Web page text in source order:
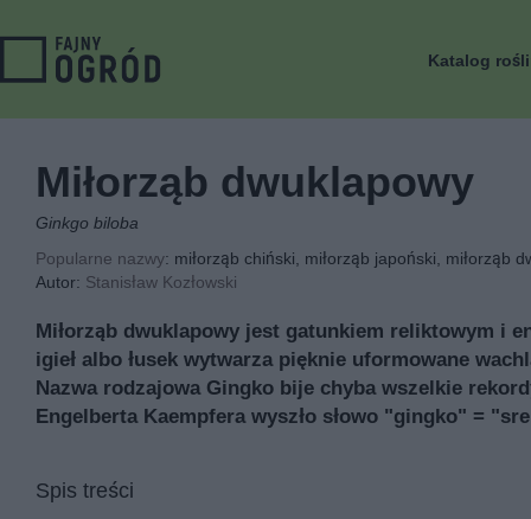
Katalog
Miłorząb dwuklapowy
Ginkgo biloba
Popularne nazwy: miłorząb chiński, miłorząb japoński, miłorząb
Autor: Stanisław Kozłowski
Miłorząb dwuklapowy jest gatunkiem reliktowym i
igieł albo łusek wytwarza pięknie uformowane
Nazwa rodzajowa Gingko bije chyba wszelkie
Engelberta Kaempfera wyszło słowo "gingko" =
Spis treści